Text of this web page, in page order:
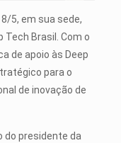
5, em sua sede,
Tech Brasil. Com o
de apoio às Deep
para o
de inovação de
do presidente da